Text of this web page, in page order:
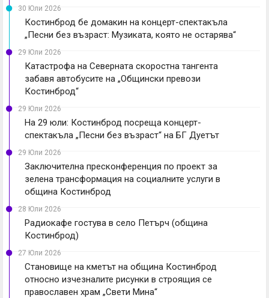
30 Юли 2026
Костинброд бе домакин на концерт-спектакъла
„Песни без възраст: Музиката, която не остарява“
29 Юли 2026
Катастрофа на Северната скоростна тангента
забавя автобусите на „Общински превози
Костинброд“
29 Юли 2026
На 29 юли: Костинброд посреща концерт-
спектакъла „Песни без възраст“ на БГ Дуетът
29 Юли 2026
Заключителна пресконференция по проект за
зелена трансформация на социалните услуги в
община Костинброд
28 Юли 2026
Радиокафе гостува в село Петърч (община
Костинброд)
27 Юли 2026
Становище на кметът на община Костинброд
относно изчезналите рисунки в строящия се
православен храм „Свети Мина“